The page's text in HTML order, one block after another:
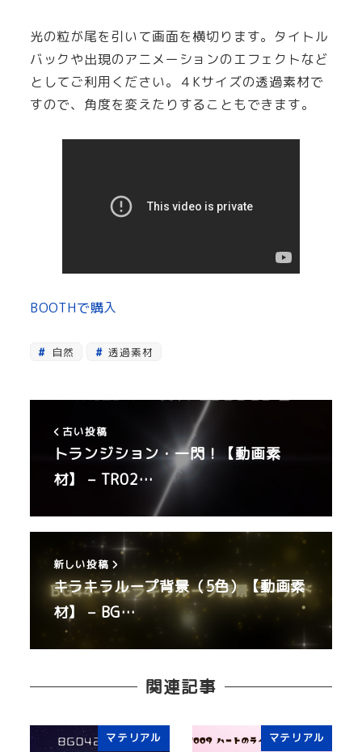
光の粒が尾を引いて画面を横切ります。タイトル
バックや出現のアニメーションのエフェクトなど
としてご利用ください。４Kサイズの透過素材で
すので、角度を変えたりすることもできます。
BOOTHで購入
自然 透過素材
古い投稿
トランジション・一閃！【動画素
材】 – TR02…
新しい投稿
キラキラループ背景（5色）【動画素
材】 – BG…
関連記事
マテリアル マテリアル